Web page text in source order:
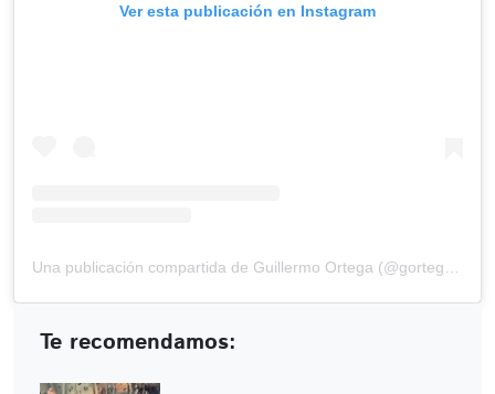
Ver esta publicación en Instagram
Te recomendamos: